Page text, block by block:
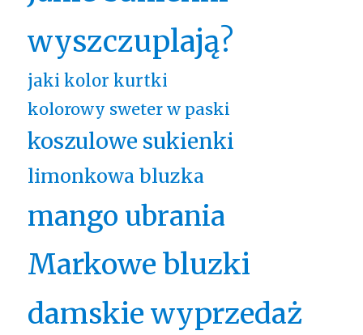
wyszczuplają?
jaki kolor kurtki
kolorowy sweter w paski
koszulowe sukienki
limonkowa bluzka
mango ubrania
Markowe bluzki
damskie wyprzedaż